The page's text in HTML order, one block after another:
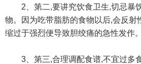
2、第二,要讲究饮食卫生,切忌暴
物。因为吃带脂肪的食物以后,会反射
缩过于强烈便导致胆绞痛的急性发作。
3、第三,合理调配食谱,不宜过多